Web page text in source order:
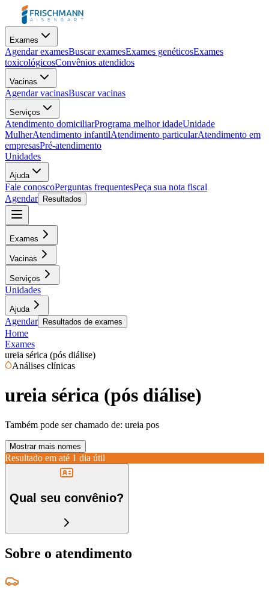
Exames
Agendar examesBuscar examesExames genéticosExames
toxicológicosConvênios atendidos
Vacinas
Agendar vacinasBuscar vacinas
Serviços
Atendimento domiciliarPrograma melhor idadeUnidade
MulherAtendimento infantilAtendimento particularAtendimento em
empresasPré-atendimento
Unidades
Ajuda
Fale conoscoPerguntas frequentesPeça sua nota fiscal
Agendar
Resultados
Exames
Vacinas
Serviços
Unidades
Ajuda
Agendar Resultados de exames
Home
Exames
ureia sérica (pós diálise)
Análises clínicas
ureia sérica (pós diálise)
Também pode ser chamado de: ureia pos
Mostrar mais nomes
Resultado em até 1 dia útil
Qual seu convênio?
Sobre o atendimento